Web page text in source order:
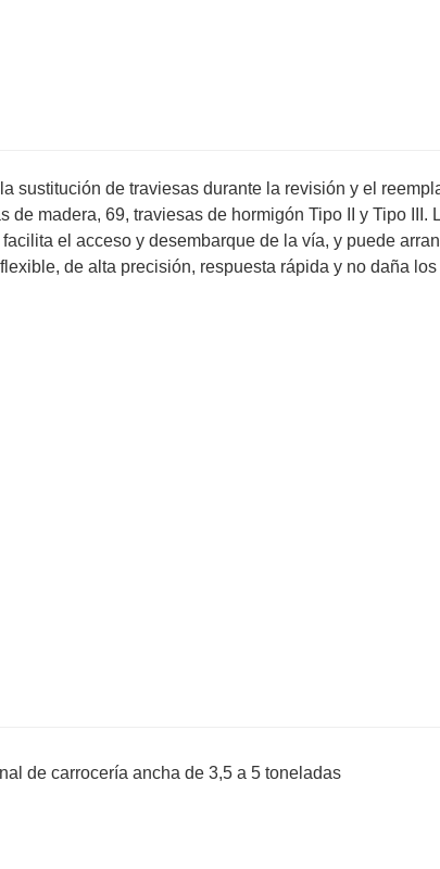
sustitución de traviesas durante la revisión y el
madera, 69, traviesas de hormigón Tipo II y Tipo III.
el acceso y desembarque de la vía, y puede
de alta precisión, respuesta rápida y no daña los
de carrocería ancha de 3,5 a 5 toneladas